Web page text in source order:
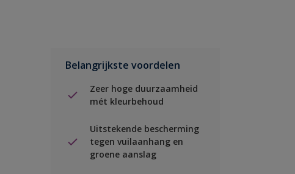
Belangrijkste voordelen
Zeer hoge duurzaamheid
mét kleurbehoud
Uitstekende bescherming
tegen vuilaanhang en
groene aanslag